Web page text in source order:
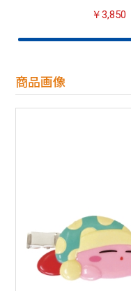
￥3,850
商品画像